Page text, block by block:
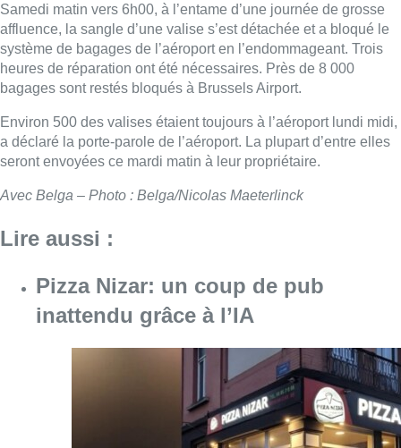
Samedi matin vers 6h00, à l’entame d’une journée de grosse
affluence, la sangle d’une valise s’est détachée et a bloqué le
système de bagages de l’aéroport en l’endommageant. Trois
heures de réparation ont été nécessaires. Près de 8 000
bagages sont restés bloqués à Brussels Airport.
Environ 500 des valises étaient toujours à l’aéroport lundi midi,
a déclaré la porte-parole de l’aéroport. La plupart d’entre elles
seront envoyées ce mardi matin à leur propriétaire.
Avec Belga – Photo : Belga/Nicolas Maeterlinck
Lire aussi :
Pizza Nizar: un coup de pub
inattendu grâce à l’IA